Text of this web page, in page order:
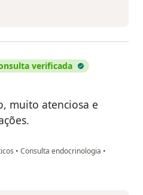
verificada
muito atenciosa e
• Consulta endocrinologia •